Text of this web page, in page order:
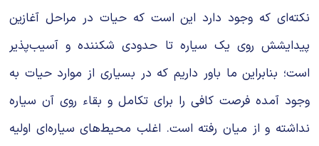
نکته‌ای که وجود دارد این است که حیات در مراحل آغازین
پیدایشش روی یک سیاره تا حدودی شکننده و آسیب‌پذیر
است؛ بنابراین ما باور داریم که در بسیاری از موارد حیات به
وجود آمده فرصت کافی را برای تکامل و بقاء روی آن سیاره
نداشته و از میان رفته است. اغلب محیط‌های سیاره‌ای اولیه